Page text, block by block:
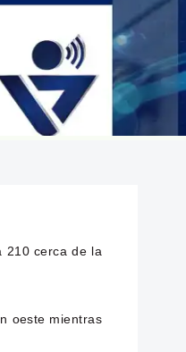
210 cerca de la
oeste mientras